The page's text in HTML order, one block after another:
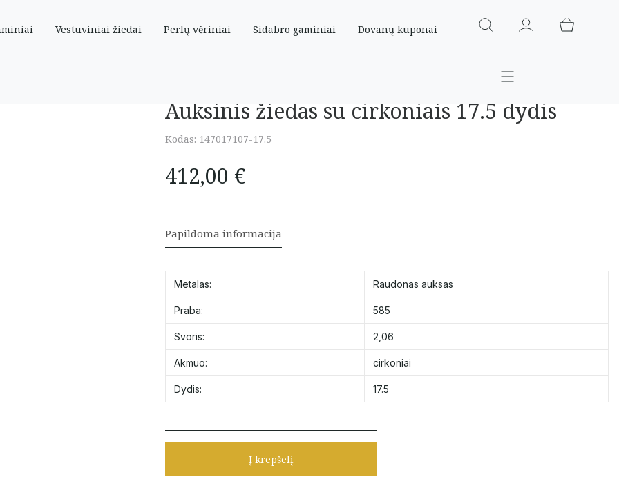
Vestuviniai žiedai Perlų vėriniai Sidabro gaminiai Dovanų kuponai
Auksinis žiedas su cirkoniais 17.5 dydis
Kodas: 147017107-17.5
412,00 €
Papildoma informacija
Metalas: Raudonas auksas
Praba: 585
Svoris: 2,06
Akmuo: cirkoniai
Dydis: 17.5
Į krepšelį